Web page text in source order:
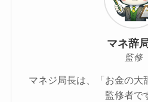
マネ辞
監修
マネジ局長は、「お金の大
監修者で